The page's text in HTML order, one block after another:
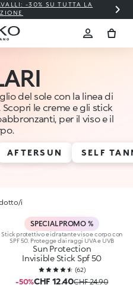
-30% SU TUTTA LA
del sole con la linea di
le creme e gli stick
per il viso e il
AFTERSUN SELF
i
SPECIAL PROMO %
Stick protettivo e idratante viso e corpo con
SPF 50. Protegge dai raggi UVA e UVB
Sun Protection
Invisible Stick Spf 50
(62)
-50%CHF 12.40CHF 24.90